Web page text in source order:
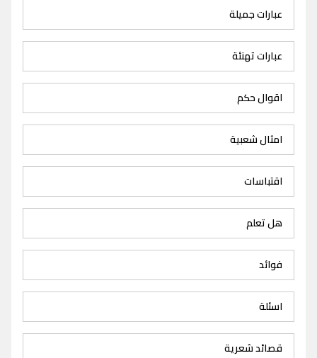
عبارات جميلة
عبارات تهنئة
اقوال حكم
امثال شعبية
اقتباسات
هل تعلم
فوائد
اسئلة
قصائد شعرية